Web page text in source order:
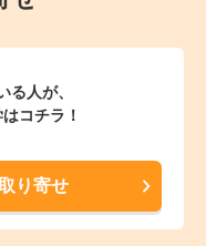
る人が、
コチラ！
り寄せ